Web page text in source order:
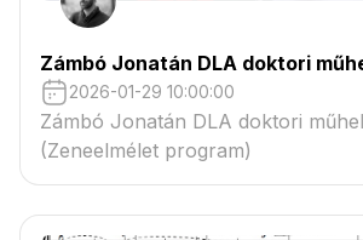
Zámbó Jonatán DLA doktori
2026-01-29 10:00:00
Zámbó Jonatán DLA doktori
(Zeneelmélet program)